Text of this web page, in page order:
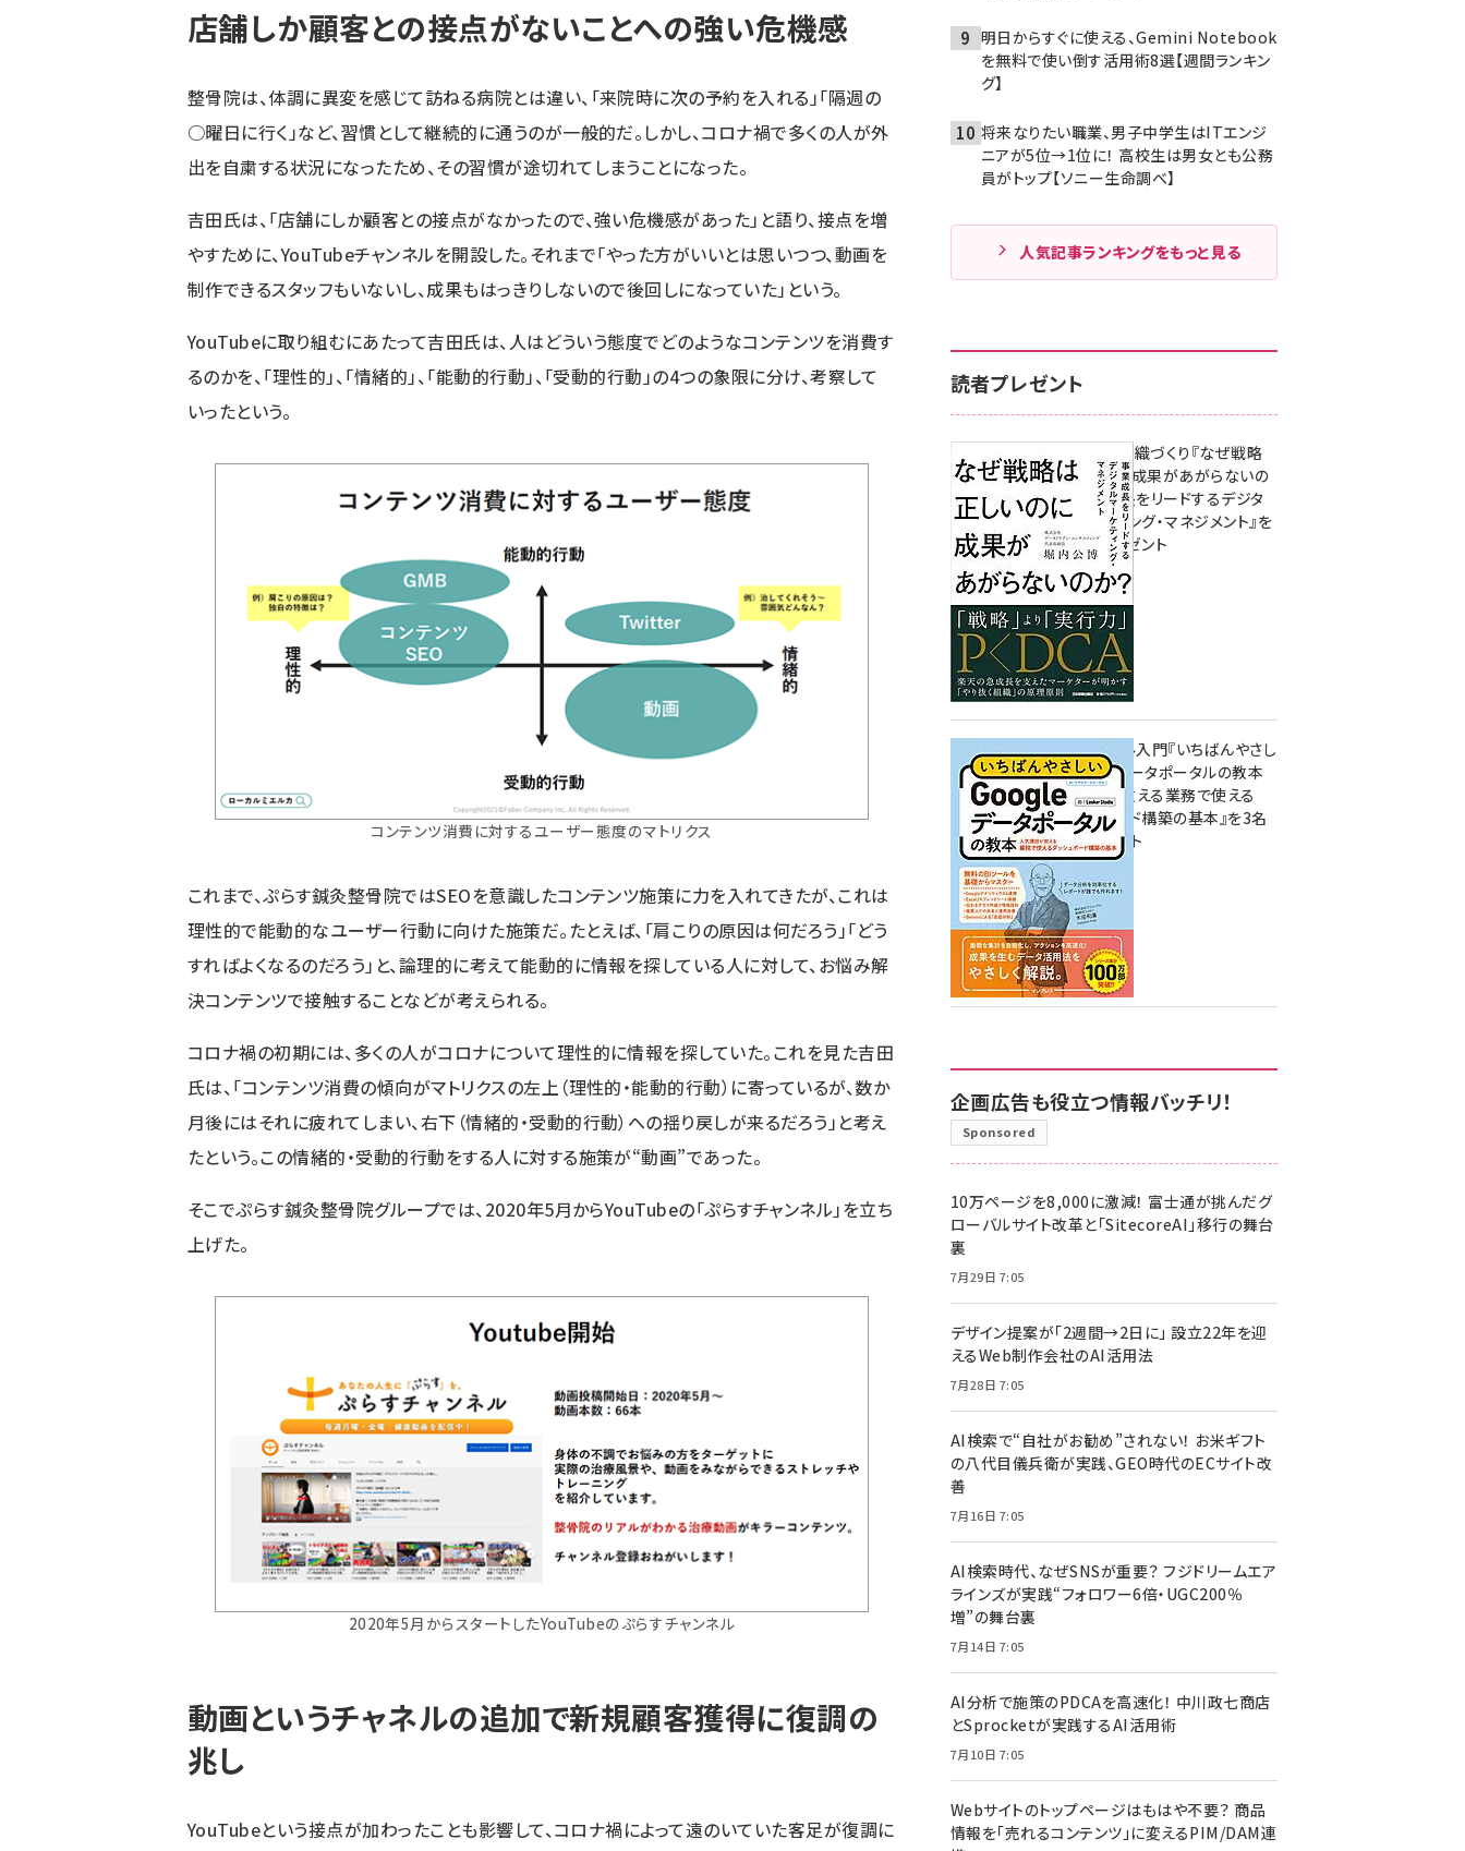
店舗しか顧客との接点がないことへの強い危機感
整骨院は、体調に異変を感じて訪ねる病院とは違い、「来院時に次の予約を入れる」「隔週の
○曜日に行く」など、習慣として継続的に通うのが一般的だ。しかし、コロナ禍で多くの人が外
出を自粛する状況になったため、その習慣が途切れてしまうことになった。
吉田氏は、「店舗にしか顧客との接点がなかったので、強い危機感があった」と語り、接点を増
やすために、YouTubeチャンネルを開設した。それまで「やった方がいいとは思いつつ、動画を
制作できるスタッフもいないし、成果もはっきりしないので後回しになっていた」という。
YouTubeに取り組むにあたって吉田氏は、人はどういう態度でどのようなコンテンツを消費す
るのかを、「理性的」、「情緒的」、「能動的行動」、「受動的行動」の4つの象限に分け、考察して
いったという。
コンテンツ消費に対するユーザー態度のマトリクス
これまで、ぷらす鍼灸整骨院ではSEOを意識したコンテンツ施策に力を入れてきたが、これは
理性的で能動的なユーザー行動に向けた施策だ。たとえば、「肩こりの原因は何だろう」「どう
すればよくなるのだろう」と、論理的に考えて能動的に情報を探している人に対して、お悩み解
決コンテンツで接触することなどが考えられる。
コロナ禍の初期には、多くの人がコロナについて理性的に情報を探していた。これを見た吉田
氏は、「コンテンツ消費の傾向がマトリクスの左上（理性的・能動的行動）に寄っているが、数か
月後にはそれに疲れてしまい、右下（情緒的・受動的行動）への揺り戻しが来るだろう」と考え
たという。この情緒的・受動的行動をする人に対する施策が“動画”であった。
そこでぷらす鍼灸整骨院グループでは、2020年5月からYouTubeの「ぷらすチャンネル」を立ち
上げた。
2020年5月からスタートしたYouTubeのぷらすチャンネル
動画というチャネルの追加で新規顧客獲得に復調の
兆し
YouTubeという接点が加わったことも影響して、コロナ禍によって遠のいていた客足が復調に
明日からすぐに使える、Gemini Notebook
を無料で使い倒す活用術8選【週間ランキン
グ】
将来なりたい職業、男子中学生はITエンジ
ニアが5位→1位に！ 高校生は男女とも公務
員がトップ【ソニー生命調べ】
人気記事ランキングをもっと見る
読者プレゼント
成果を生む組織づくり『なぜ戦略
は正しいのに成果があがらないの
か？ 事業成長をリードするデジタ
ルマーケティング・マネジメント』を
3名様にプレゼント
10:00
無料BIツール入門『いちばんやさし
いGoogleデータポータルの教本
人気講師が教える業務で使える
ダッシュボード構築の基本』を3名
様にプレゼント
7月31日 10:00
企画広告も役立つ情報バッチリ！
Sponsored
10万ページを8,000に激減！ 富士通が挑んだグ
ローバルサイト改革と「SitecoreAI」移行の舞台
裏
7月29日 7:05
デザイン提案が「2週間→2日に」 設立22年を迎
えるWeb制作会社のAI活用法
7月28日 7:05
AI検索で“自社がお勧め”されない！ お米ギフト
の八代目儀兵衛が実践、GEO時代のECサイト改
善
7月16日 7:05
AI検索時代、なぜSNSが重要？ フジドリームエア
ラインズが実践“フォロワー6倍・UGC200％
増”の舞台裏
7月14日 7:05
AI分析で施策のPDCAを高速化！ 中川政七商店
とSprocketが実践するAI活用術
7月10日 7:05
Webサイトのトップページはもはや不要？ 商品
情報を「売れるコンテンツ」に変えるPIM/DAM連